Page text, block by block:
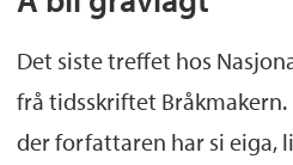
Det siste treffet hos
frå tidsskriftet
der forfattaren har si eiga,